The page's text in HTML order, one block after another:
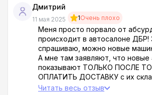
Дмитрий
11 мая 2025 1Очень плохо
Меня просто порвало от
происходит в автосалоне ДБР!
спрашиваю, можно новые
А мне там заявляют, что новые
показывают ТОЛЬКО ПОСЛЕ
ОПЛАТИТЬ ДОСТАВКУ с их
эту доставку 27 тысяч рублей!
Читать весь отзыв